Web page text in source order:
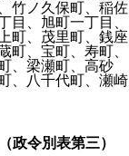
竹ノ久保町、稲佐
目、旭町一丁目、
町、茂里町、銭座
町、宝町、寿町、
、梁瀬町、高砂
、八千代町、瀬崎
政令別表第三）